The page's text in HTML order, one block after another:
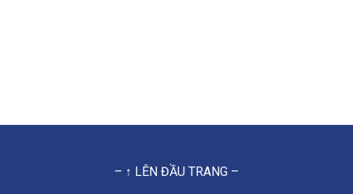
– ↑ LÊN ĐẦU TRANG –